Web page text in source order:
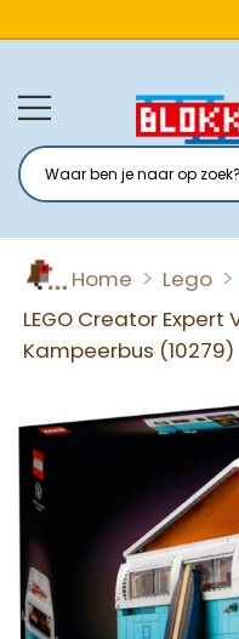
Home > Lego >
LEGO Creator Expert
Kampeerbus (10279)